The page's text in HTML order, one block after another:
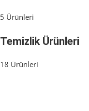
5 Ürünleri
Temizlik Ürünleri
18 Ürünleri